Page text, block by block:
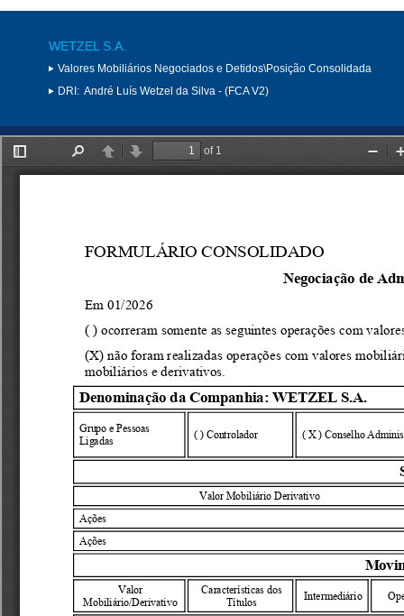
WETZEL S.A.
Valores Mobiliários Negociados e Detidos\Posição Consolidada
DRI: André Luís Wetzel da Silva - (FCA V2)